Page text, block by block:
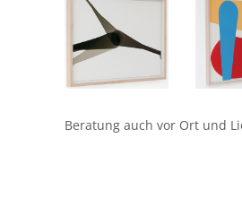
1558
Beratung auch vor Ort und